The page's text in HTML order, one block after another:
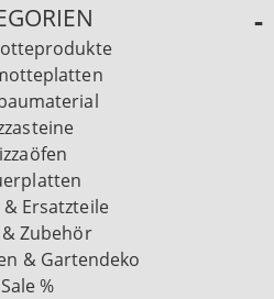
Ersatzteile
Zubehör
& Gartendeko
Sale %